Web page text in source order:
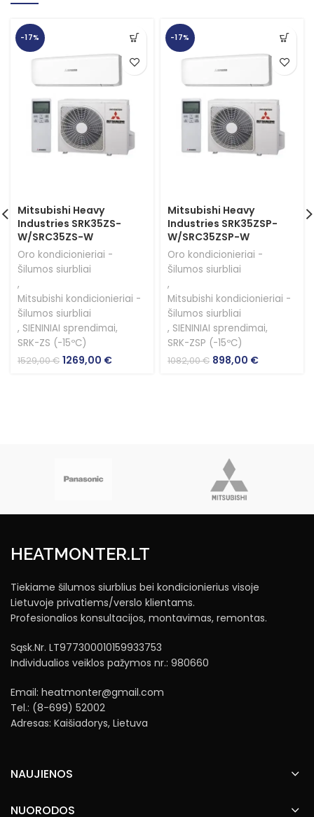
-17%
Mitsubishi Heavy
Industries SRK35ZS-
W/SRC35ZS-W
Oro kondicionieriai -
Šilumos siurbliai
,
Mitsubishi kondicionieriai -
Šilumos siurbliai
, SIENINIAI sprendimai,
SRK-ZS (-15ºC)
1529,00€ Original
1269,00 €Current
-17%
Mitsubishi Heavy
Industries SRK35ZSP-
W/SRC35ZSP-W
Oro kondicionieriai -
Šilumos siurbliai
,
Mitsubishi kondicionieriai -
Šilumos siurbliai
, SIENINIAI sprendimai,
SRK-ZSP (-15ºC)
1082,00€ Original
898,00 €Current
HEATMONTER.LT
Tiekiame šilumos siurblius bei kondicionierius visoje
Lietuvoje privatiems/verslo klientams.
Profesionalios konsultacijos, montavimas, remontas.
Sąsk.Nr. LT977300010159933753
Individualios veiklos pažymos nr.: 980660
Email: heatmonter@gmail.com
Tel.: (8-699) 52002
Adresas: Kaišiadorys, Lietuva
NAUJIENOS
NUORODOS